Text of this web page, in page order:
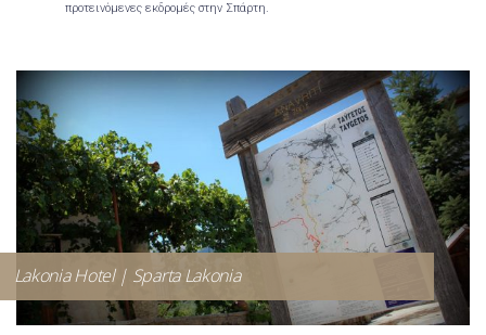
προτεινόμενες εκδρομές στην Σπάρτη.
Lakonia Hotel | Sparta Lakonia